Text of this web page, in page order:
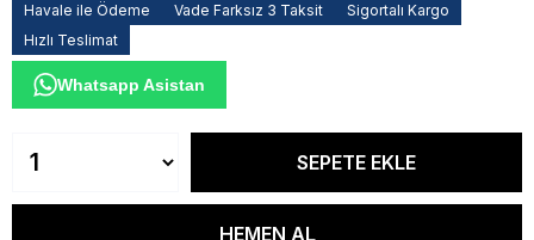
Havale ile Ödeme Vade Farksız 3 Taksit
Sigortalı Kargo
Hızlı Teslimat
Whatsapp Asistan